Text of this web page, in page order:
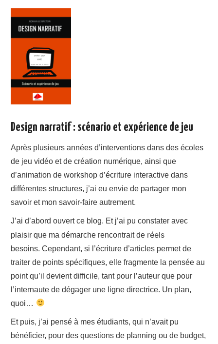
PORTFOLIO
A PROPOS
CONTACT
Design narratif : scénario et expérience de jeu
Après plusieurs années d’interventions dans des écoles
de jeu vidéo et de création numérique, ainsi que
d’animation de workshop d’écriture interactive dans
différentes structures, j’ai eu envie de partager mon
savoir et mon savoir-faire autrement.
J’ai d’abord ouvert ce blog. Et j’ai pu constater avec
plaisir que ma démarche rencontrait de réels
besoins. Cependant, si l’écriture d’articles permet de
traiter de points spécifiques, elle fragmente la pensée au
point qu’il devient difficile, tant pour l’auteur que pour
l’internaute de dégager une ligne directrice. Un plan,
quoi…
Et puis, j’ai pensé à mes étudiants, qui n’avait pu
bénéficier, pour des questions de planning ou de budget,